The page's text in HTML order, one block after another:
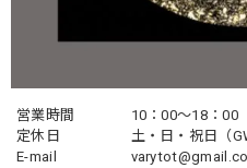
営業時間
10：00〜18：00
定休日
土・日・祝日（
E-mail